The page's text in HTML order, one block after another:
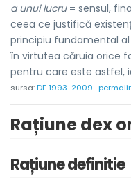
a unui lucru= sensul,
ceea ce justifică
principiu fundamental al
în virtutea căruia orice
pentru care este astfel,
sursa:DE 1993-2009
Rațiune dex
Rațiune definitie